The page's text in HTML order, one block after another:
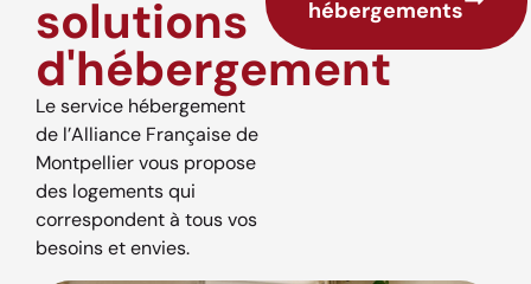
solutions
d'hébergement
Le service hébergement
de l’Alliance Française de
Montpellier vous propose
des logements qui
correspondent à tous vos
besoins et envies.
hébergements